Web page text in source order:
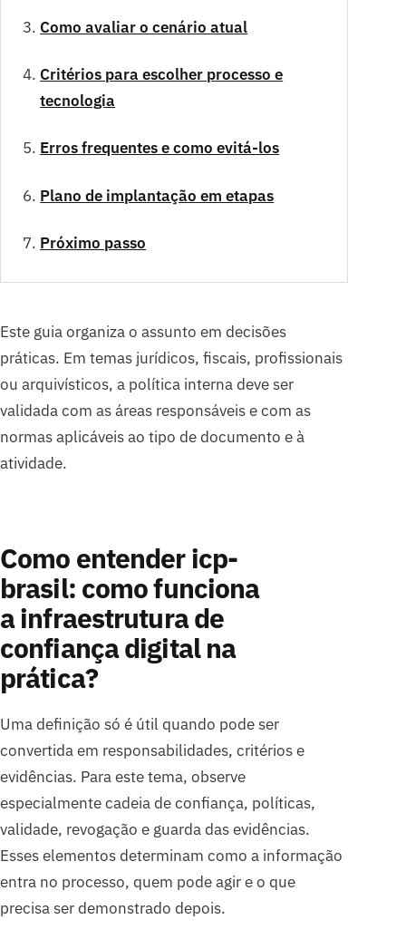
Como avaliar o cenário atual
Critérios para escolher processo e
tecnologia
Erros frequentes e como evitá-los
Plano de implantação em etapas
Próximo passo
Este guia organiza o assunto em decisões
práticas. Em temas jurídicos, fiscais, profissionais
ou arquivísticos, a política interna deve ser
validada com as áreas responsáveis e com as
normas aplicáveis ao tipo de documento e à
atividade.
Como entender icp-
brasil: como funciona
a infraestrutura de
confiança digital na
prática?
Uma definição só é útil quando pode ser
convertida em responsabilidades, critérios e
evidências. Para este tema, observe
especialmente cadeia de confiança, políticas,
validade, revogação e guarda das evidências.
Esses elementos determinam como a informação
entra no processo, quem pode agir e o que
precisa ser demonstrado depois.